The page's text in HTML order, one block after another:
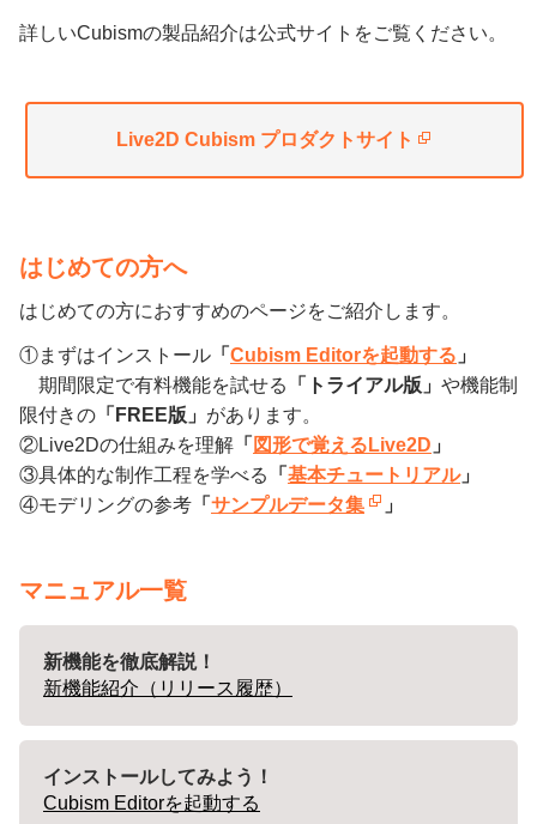
詳しいCubismの製品紹介は公式サイトをご覧ください。
Live2D Cubism プロダクトサイト
はじめての方へ
はじめての方におすすめのページをご紹介します。
①まずはインストール 「 Cubism Editorを起動する 」
期間限定で有料機能を試せる
「トライアル版」 や機能制
限付きの 「FREE版」 があります。
②Live2Dの仕組みを理解 「 図形で覚えるLive2D 」
③具体的な制作工程を学べる
「 基本チュートリアル」
④モデリングの参考 「 サンプルデータ集 」
マニュアル一覧
新機能を徹底解説！
新機能紹介（リリース履歴）
インストールしてみよう！
Cubism Editorを起動する